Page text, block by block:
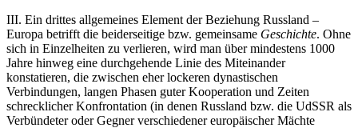
III. Ein drittes allgemeines Element der Beziehung Russland –
Europa betrifft die beiderseitige bzw. gemeinsame Geschichte. Ohne
sich in Einzelheiten zu verlieren, wird man über mindestens 1000
Jahre hinweg eine durchgehende Linie des Miteinander
konstatieren, die zwischen eher lockeren dynastischen
Verbindungen, langen Phasen guter Kooperation und Zeiten
schrecklicher Konfrontation (in denen Russland bzw. die UdSSR als
Verbündeter oder Gegner verschiedener europäischer Mächte